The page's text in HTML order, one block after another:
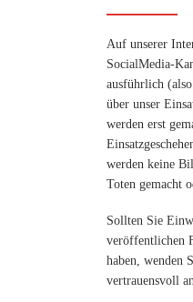
Auf unserer
SocialMedia-
ausführlich
über unser
werden erst
werden keine
Toten gemacht
Sollten Sie
veröffentlichen
haben, wenden
vertrauensvoll